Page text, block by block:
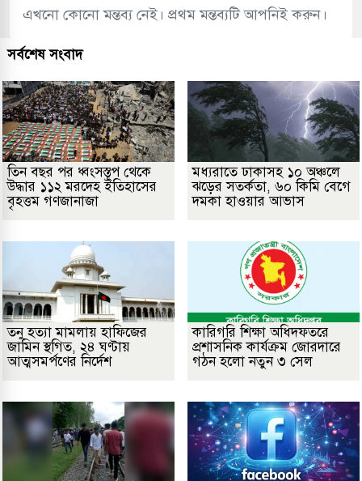
এখনো কোনো মন্তব্য নেই। প্রথম মন্তব্যটি আপনিই করুন।
সর্বশেষ সংবাদ
তিন বছর পর ধ্বংসস্তূপ থেকে
উদ্ধার ১১২ মরদেহ ইতিহাসের
বৃহত্তম গণজানাজা
মধ্যরাতে ঢাকাসহ ১০ অঞ্চলে
ঝড়ের সতর্কতা, ৬০ কিমি বেগে
দমকা হাওয়ার আভাস
তনু হত্যা মামলায় হাফিজের
জামিন স্থগিত, ২৪ ঘণ্টায়
আত্মসমর্পণের নির্দেশ
কারিগরি শিক্ষা অধিদফতরে
প্রশাসনিক কার্যক্রম জোরদারে
গঠন হলো নতুন ৩ সেল